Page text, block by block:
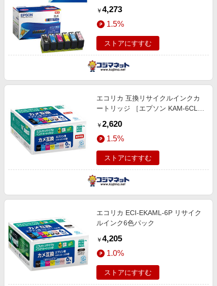
￥ 4,273
1.5%
ストアにすすむ
エコリカ 互換リサイクルインクカ
ートリッジ ［エプソン KAM-6CL］
￥ 2,620
1.5%
ストアにすすむ
エコリカ ECI-EKAML-6P リサイク
ルインク6色パック
￥ 4,205
1.0%
ストアにすすむ